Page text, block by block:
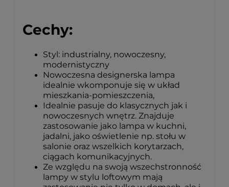
Cechy:
Styl: industrialny, nowoczesny,
modernistyczny
Nowoczesna designerska lampa
idealnie wkomponuje się w układ
mieszkania-pomieszczenia,
Idealnie pasuje do klasycznych jak i
nowoczesnych wnętrz. Znajduje
zastosowanie jako lampa w kuchni,
jadalni, jako oświetlenie np. stołu w
salonie oraz wszelkich korytarzach,
ciągach komunikacyjnych.
Ze względu na swoją wszechstronność
lampy w stylu loftowym mają